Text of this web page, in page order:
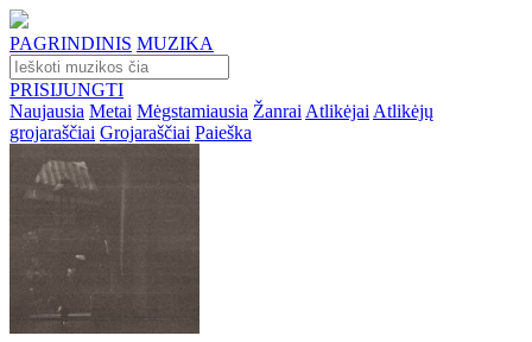
PAGRINDINIS MUZIKA
PRISIJUNGTI
Naujausia Metai Mėgstamiausia Žanrai Atlikėjai Atlikėjų
grojaraščiai Grojaraščiai Paieška